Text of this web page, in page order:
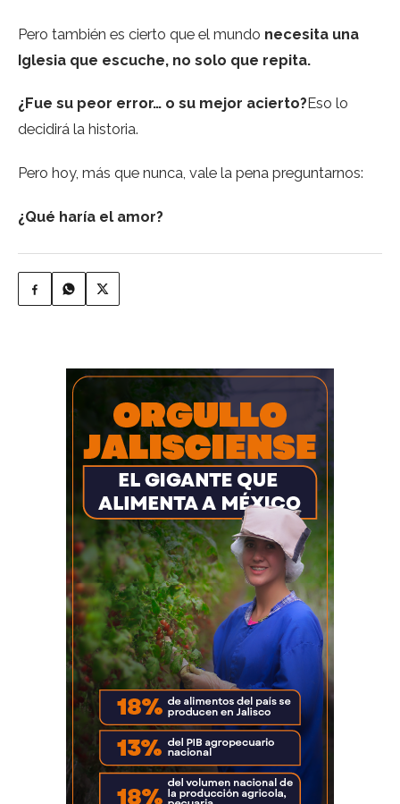
Pero también es cierto que el mundo necesita una
Iglesia que escuche, no solo que repita.
¿Fue su peor error… o su mejor acierto?Eso lo
decidirá la historia.
Pero hoy, más que nunca, vale la pena preguntarnos:
¿Qué haría el amor?